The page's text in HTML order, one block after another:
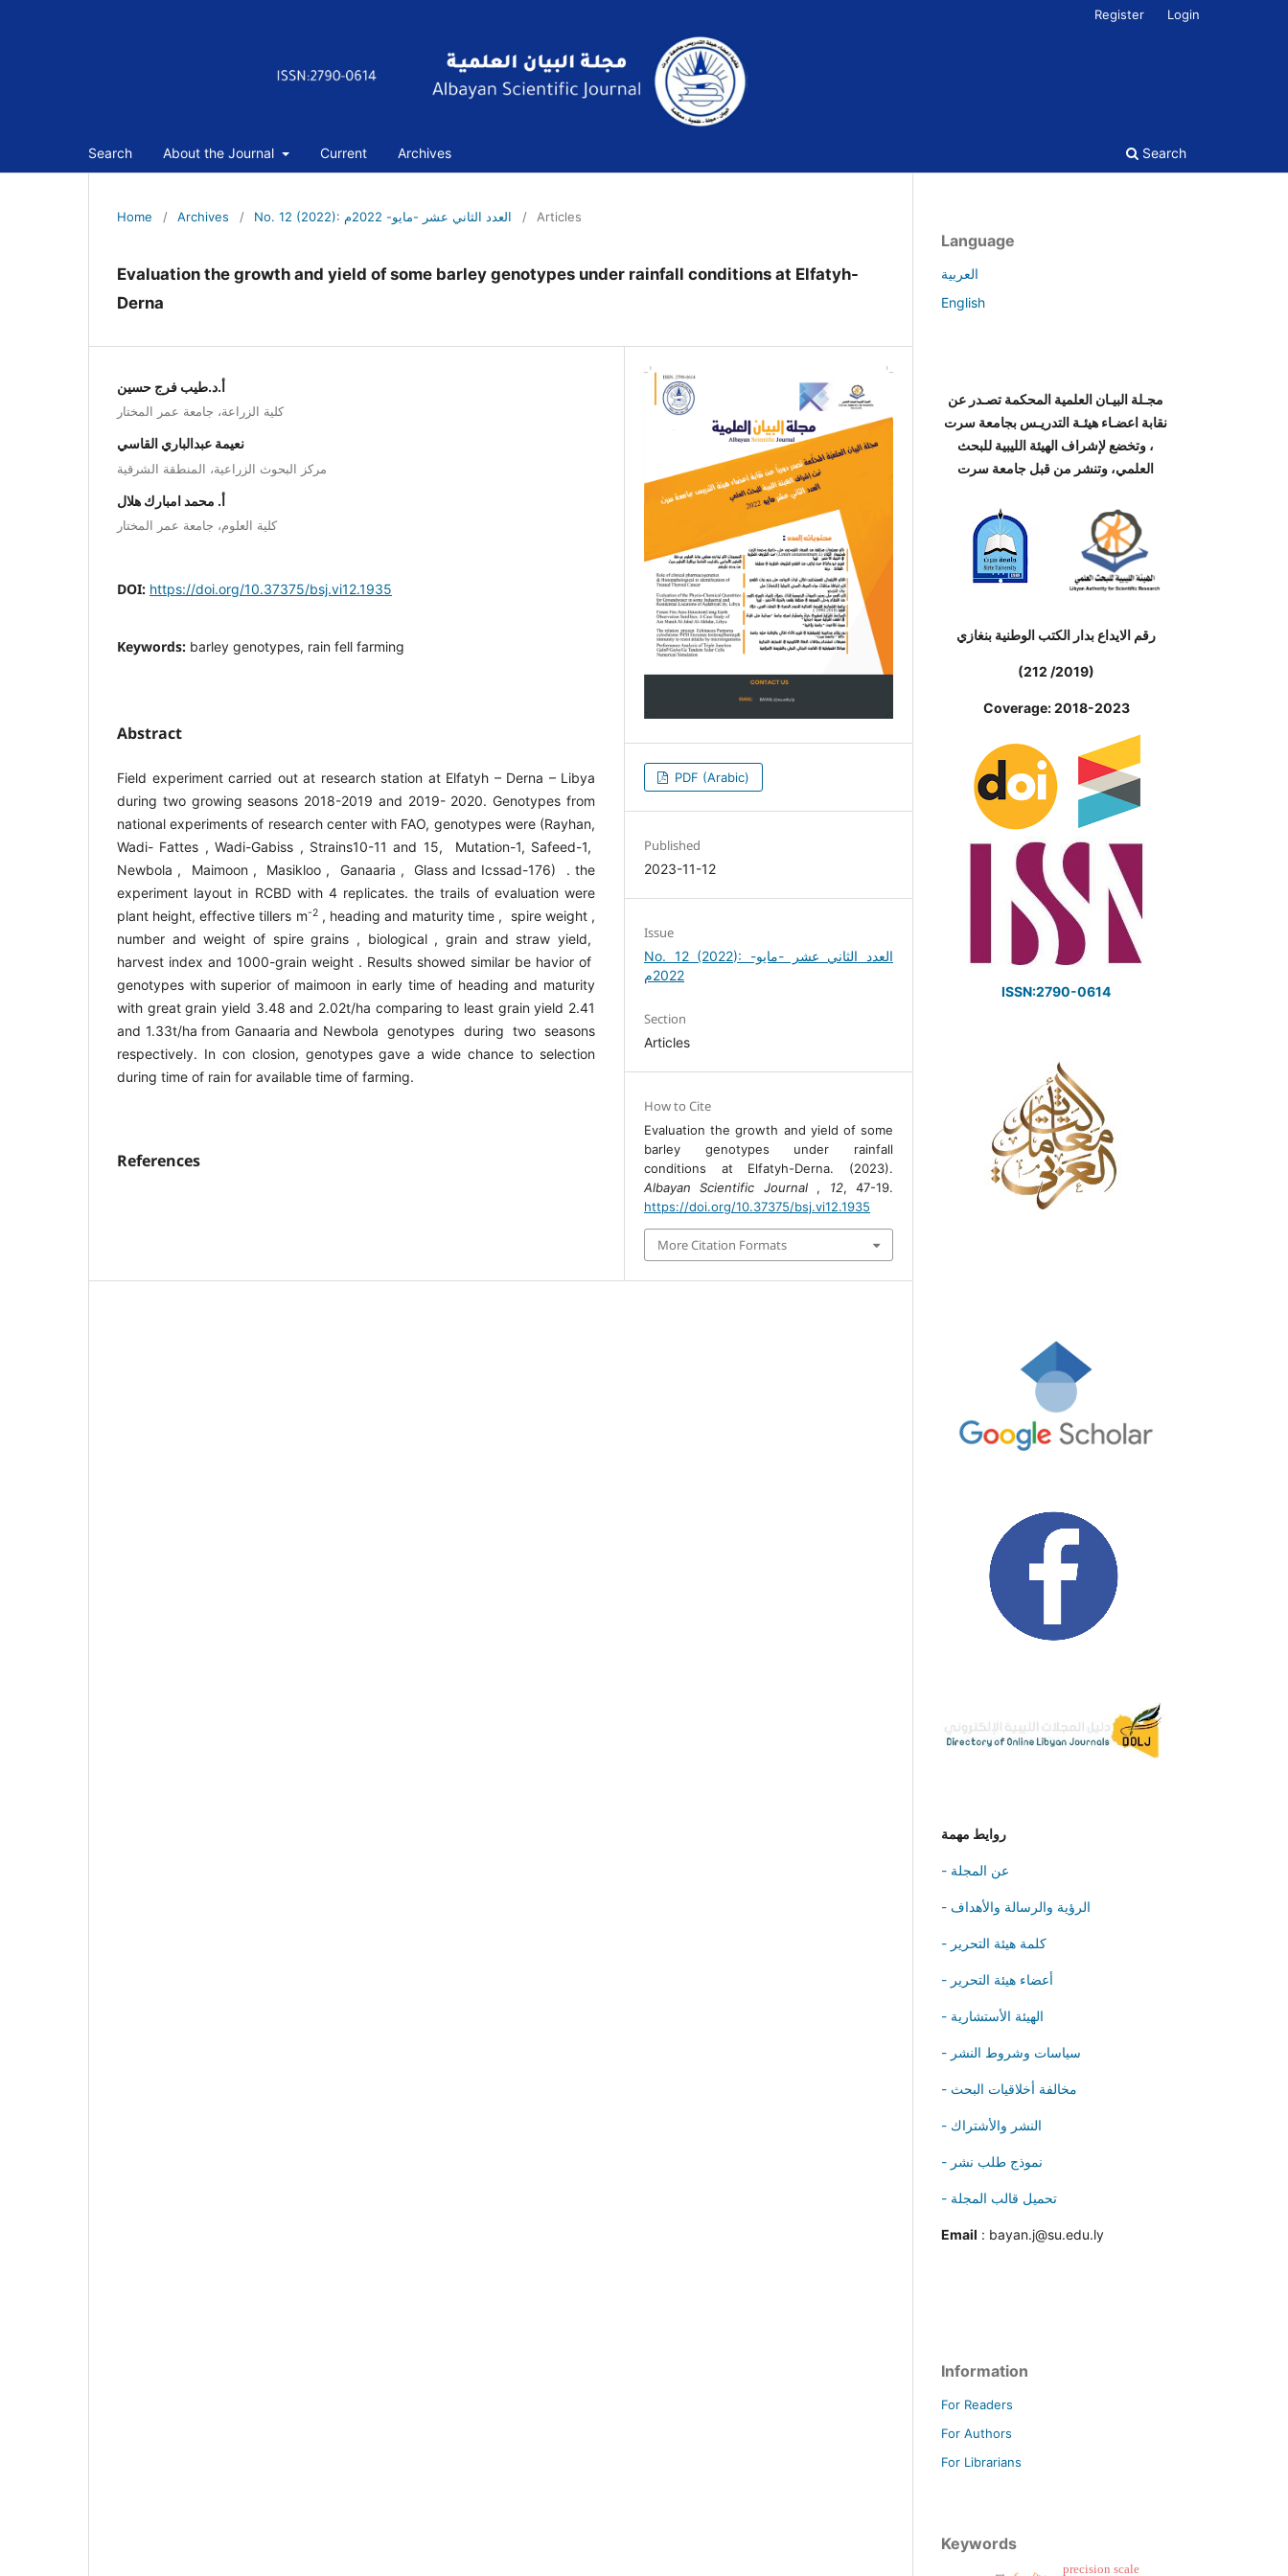
Search About the Journal Current Archives Search
Register Login
Home / Archives / No. 12 (2022): العدد الثاني عشر -مايو- 2022م / Articles
Evaluation the growth and yield of some barley genotypes under rainfall conditions at Elfatyh-
Derna
أ.د.طيب فرج حسين
كلية الزراعة، جامعة عمر المختار
نعيمة عبدالباري القاسي
مركز البحوث الزراعية، المنطقة الشرقية
أ. محمد امبارك هلال
كلية العلوم، جامعة عمر المختار
DOI: https://doi.org/10.37375/bsj.vi12.1935
Keywords: barley genotypes, rain fell farming
Abstract
Field experiment carried out at research station at Elfatyh – Derna – Libya
during two growing seasons 2018-2019 and 2019- 2020. Genotypes from
national experiments of research center with FAO, genotypes were (Rayhan,
Wadi- Fattes , Wadi-Gabiss , Strains10-11 and 15, Mutation-1, Safeed-1,
Newbola , Maimoon , Masikloo , Ganaaria , Glass and Icssad-176) . the
experiment layout in RCBD with 4 replicates. the trails of evaluation were
plant height, effective tillers m-2, heading and maturity time , spire weight ,
number and weight of spire grains , biological , grain and straw yield,
harvest index and 1000-grain weight . Results showed similar be havior of
genotypes with superior of maimoon in early time of heading and maturity
with great grain yield 3.48 and 2.02t/ha comparing to least grain yield 2.41
and 1.33t/ha from Ganaaria and Newbola genotypes during two seasons
respectively. In con closion, genotypes gave a wide chance to selection
during time of rain for available time of farming.
References
PDF (Arabic)
Published
2023-11-12
Issue
No. 12 (2022): العدد الثاني عشر -مايو-
2022م
Section
Articles
How to Cite
Evaluation the growth and yield of some
barley genotypes under rainfall
conditions at Elfatyh-Derna. (2023).
Albayan Scientific Journal , 12, 47-19.
https://doi.org/10.37375/bsj.vi12.1935
More Citation Formats
Language
العربية
English
مجـلة البيـان العلمية المحكمة تصـدر عن
نقابة اعضـاء هيئـة التدريـس بجامعة سرت
، وتخضع لإشراف الهيئة الليبية للبحث
العلمي، وتنشر من قبل جامعة سرت
رقم الايداع بدار الكتب الوطنية بنغازي
(212 /2019)
Coverage: 2018-2023
ISSN:2790-0614
- عن المجلة
- الرؤية والرسالة والأهداف
- كلمة هيئة التحرير
- أعضاء هيئة التحرير
- الهيئة الأستشارية
- سياسات وشروط النشر
- مخالفة أخلاقيات البحث
- النشر والأشتراك
- نموذج طلب نشر
- تحميل قالب المجلة
Email : bayan.j@su.edu.ly
Information
For Readers
For Authors
For Librarians
Keywords
precision scale